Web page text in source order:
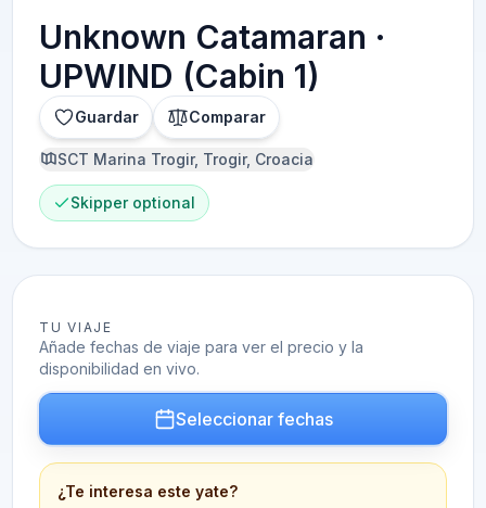
Unknown Catamaran ·
UPWIND (Cabin 1)
Guardar Comparar
SCT Marina Trogir, Trogir, Croacia
Skipper optional
TU VIAJE
Añade fechas de viaje para ver el precio y la
disponibilidad en vivo.
Seleccionar fechas
¿Te interesa este yate?